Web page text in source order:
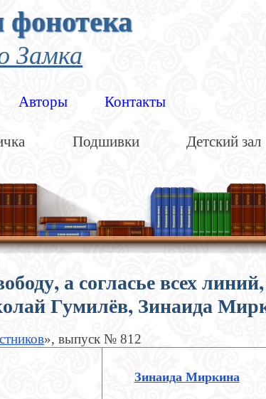
фонотека
Замка
Авторы Контакты
Подшивки Детский зал
а согласье всех
Гумилёв, Зинаида
», выпуск № 812
Зинаида Миркина